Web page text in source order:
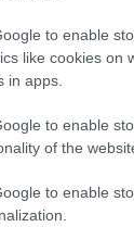
to enable
like cookies on
in apps.
to enable
of the
to enable